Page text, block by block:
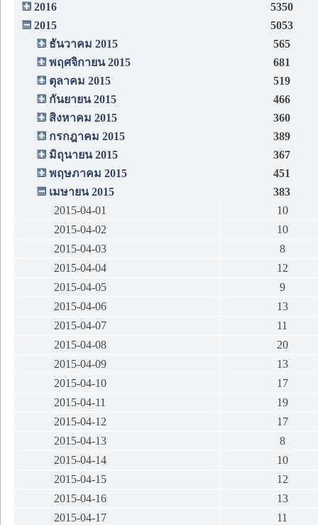
2016
5350
2015
5053
ธันวาคม 2015
565
พฤศจิกายน 2015
681
ตุลาคม 2015
519
กันยายน 2015
466
สิงหาคม 2015
360
กรกฎาคม 2015
389
มิถุนายน 2015
367
พฤษภาคม 2015
451
เมษายน 2015
383
2015-04-01
10
2015-04-02
10
2015-04-03
8
2015-04-04
12
2015-04-05
9
2015-04-06
13
2015-04-07
11
2015-04-08
20
2015-04-09
13
2015-04-10
17
2015-04-11
19
2015-04-12
17
2015-04-13
8
2015-04-14
10
2015-04-15
12
2015-04-16
13
2015-04-17
11